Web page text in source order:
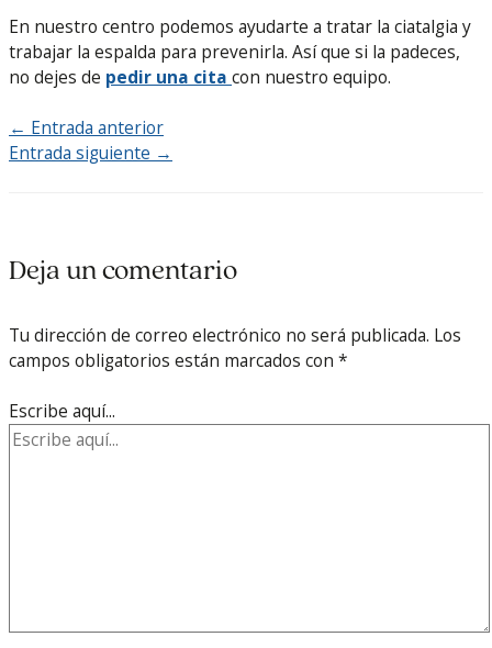
En nuestro centro podemos ayudarte a tratar la ciatalgia y
trabajar la espalda para prevenirla. Así que si la padeces,
no dejes de pedir una cita con nuestro equipo.
← Entrada anterior
Entrada siguiente →
Deja un comentario
Tu dirección de correo electrónico no será publicada. Los
campos obligatorios están marcados con *
Escribe aquí...